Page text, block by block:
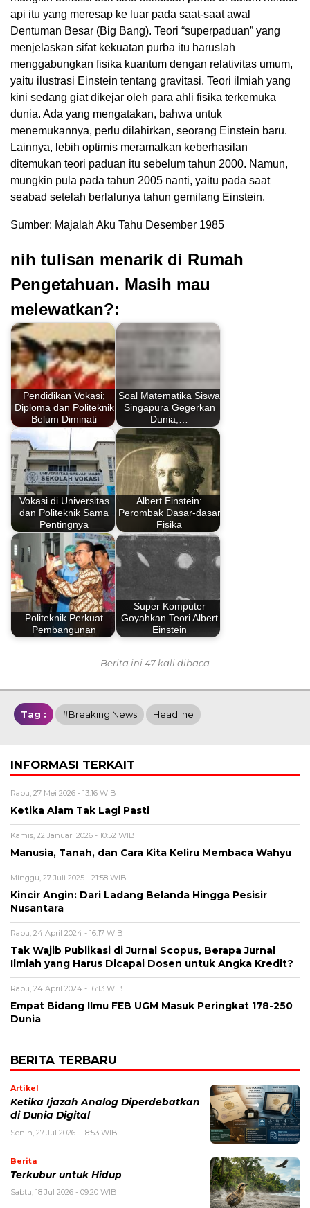
api itu yang meresap ke luar pada saat-saat awal
Dentuman Besar (Big Bang). Teori “superpaduan” yang
menjelaskan sifat kekuatan purba itu haruslah
menggabungkan fisika kuantum dengan relativitas umum,
yaitu ilustrasi Einstein tentang gravitasi. Teori ilmiah yang
kini sedang giat dikejar oleh para ahli fisika terkemuka
dunia. Ada yang mengatakan, bahwa untuk
menemukannya, perlu dilahirkan, seorang Einstein baru.
Lainnya, lebih optimis meramalkan keberhasilan
ditemukan teori paduan itu sebelum tahun 2000. Namun,
mungkin pula pada tahun 2005 nanti, yaitu pada saat
seabad setelah berlalunya tahun gemilang Einstein.
Sumber: Majalah Aku Tahu Desember 1985
nih tulisan menarik di Rumah
Pengetahuan. Masih mau
melewatkan?:
Pendidikan Vokasi;
Diploma dan Politeknik
Belum Diminati
Soal Matematika Siswa
Singapura Gegerkan
Dunia,…
Vokasi di Universitas
dan Politeknik Sama
Pentingnya
Albert Einstein:
Perombak Dasar-dasar
Fisika
Politeknik Perkuat
Pembangunan
Super Komputer
Goyahkan Teori Albert
Einstein
Berita ini 47 kali dibaca
Tag : #breaking News Headline
INFORMASI TERKAIT
Rabu, 27 Mei 2026 - 13:16 WIB
Ketika Alam Tak Lagi Pasti
Kamis, 22 Januari 2026 - 10:52 WIB
Manusia, Tanah, dan Cara Kita Keliru Membaca Wahyu
Minggu, 27 Juli 2025 - 21:58 WIB
Kincir Angin: Dari Ladang Belanda Hingga Pesisir
Nusantara
Rabu, 24 April 2024 - 16:17 WIB
Tak Wajib Publikasi di Jurnal Scopus, Berapa Jurnal
Ilmiah yang Harus Dicapai Dosen untuk Angka Kredit?
Rabu, 24 April 2024 - 16:13 WIB
Empat Bidang Ilmu FEB UGM Masuk Peringkat 178-250
Dunia
BERITA TERBARU
Artikel
Ketika Ijazah Analog Diperdebatkan
di Dunia Digital
Senin, 27 Jul 2026 - 18:53 WIB
Berita
Terkubur untuk Hidup
Sabtu, 18 Jul 2026 - 09:20 WIB